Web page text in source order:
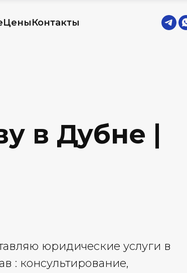
ЦеныКонтакты
в Дубне |
юридические услуги в
: консультирование,